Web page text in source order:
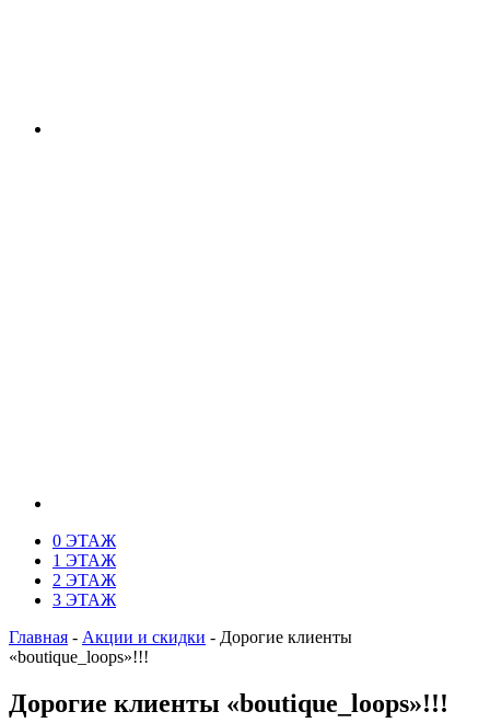
0 ЭТАЖ
1 ЭТАЖ
2 ЭТАЖ
3 ЭТАЖ
Главная - Акции и скидки - Дорогие клиенты
«boutique_loops»!!!
Дорогие клиенты «boutique_loops»!!!